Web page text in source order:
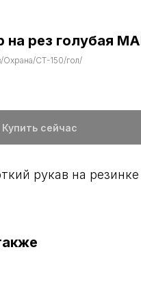
на рез голубая
СТ-150/гол/
Купить сейчас
рукав на резинке